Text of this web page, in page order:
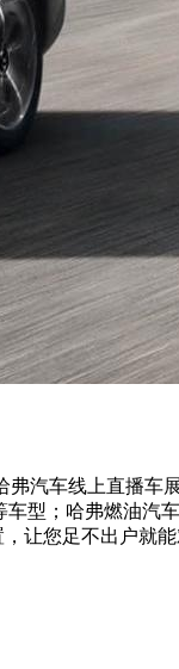
汽车线上直播车
型；哈弗燃油汽
让您足不出户就